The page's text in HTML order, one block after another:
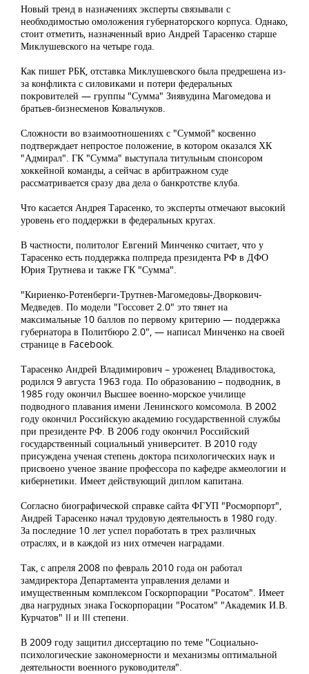
Новый тренд в назначениях эксперты связывали с
необходимостью омоложения губернаторского корпуса. Однако,
стоит отметить, назначенный врио Андрей Тарасенко старше
Миклушевского на четыре года.
Как пишет РБК, отставка Миклушевского была предрешена из-
за конфликта с силовиками и потери федеральных
покровителей — группы "Сумма" Зиявудина Магомедова и
братьев-бизнесменов Ковальчуков.
Сложности во взаимоотношениях с "Суммой" косвенно
подтверждает непростое положение, в котором оказался ХК
"Адмирал". ГК "Сумма" выступала титульным спонсором
хоккейной команды, а сейчас в арбитражном суде
рассматривается сразу два дела о банкротстве клуба.
Что касается Андрея Тарасенко, то эксперты отмечают высокий
уровень его поддержки в федеральных кругах.
В частности, политолог Евгений Минченко считает, что у
Тарасенко есть поддержка полпреда президента РФ в ДФО
Юрия Трутнева и также ГК "Сумма".
"Кириенко-Ротенберги-Трутнев-Магомедовы-Дворкович-
Медведев. По модели "Госсовет 2.0" это тянет на
максимальные 10 баллов по первому критерию — поддержка
губернатора в Политбюро 2.0", — написал Минченко на своей
странице в Facebook.
Тарасенко Андрей Владимирович – уроженец Владивостока,
родился 9 августа 1963 года. По образованию – подводник, в
1985 году окончил Высшее военно-морское училище
подводного плавания имени Ленинского комсомола. В 2002
году окончил Российскую академию государственной службы
при президенте РФ. В 2006 году окончил Российский
государственный социальный университет. В 2010 году
присуждена ученая степень доктора психологических наук и
присвоено ученое звание профессора по кафедре акмеологии и
кибернетики. Имеет действующий диплом капитана.
Согласно биографической справке сайта ФГУП "Росморпорт",
Андрей Тарасенко начал трудовую деятельность в 1980 году.
За последние 10 лет успел поработать в трех различных
отраслях, и в каждой из них отмечен наградами.
Так, с апреля 2008 по февраль 2010 года он работал
замдиректора Департамента управления делами и
имущественным комплексом Госкорпорации "Росатом". Имеет
два нагрудных знака Госкорпорации "Росатом" "Академик И.В.
Курчатов" II и III степени.
В 2009 году защитил диссертацию по теме "Социально-
психологические закономерности и механизмы оптимальной
деятельности военного руководителя".